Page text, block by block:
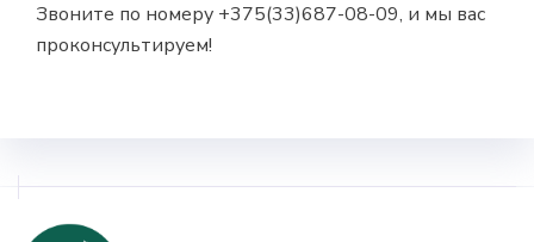
Звоните по номеру +375(33)687-08-09, и мы вас
проконсультируем!